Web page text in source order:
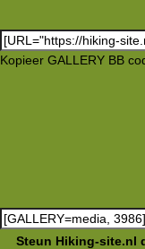
Kopieer GALLERY BB
Steun Hiking-site.nl